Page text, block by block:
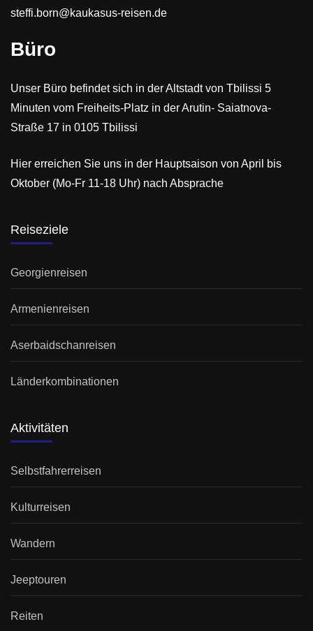
steffi.born@kaukasus-reisen.de
Büro
Unser Büro befindet sich in der Altstadt von Tbilissi 5
Minuten vom Freiheits-Platz in der Arutin- Saiatnova-
Straße 17 in 0105 Tbilissi
Hier erreichen Sie uns in der Hauptsaison von April bis
Oktober (Mo-Fr 11-18 Uhr) nach Absprache
Reiseziele
Georgienreisen
Armenienreisen
Aserbaidschanreisen
Länderkombinationen
Aktivitäten
Selbstfahrerreisen
Kulturreisen
Wandern
Jeeptouren
Reiten